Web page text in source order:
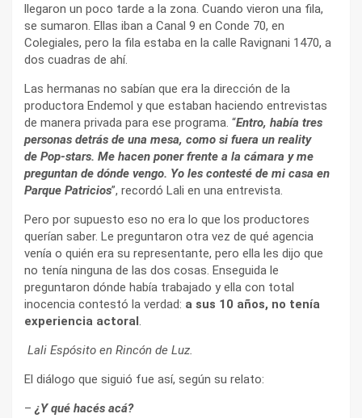
llegaron un poco tarde a la zona. Cuando vieron una fila,
se sumaron. Ellas iban a Canal 9 en Conde 70, en
Colegiales, pero la fila estaba en la calle Ravignani 1470, a
dos cuadras de ahí.
Las hermanas no sabían que era la dirección de la
productora Endemol y que estaban haciendo entrevistas
de manera privada para ese programa. “Entro, había tres
personas detrás de una mesa, como si fuera un reality
de Pop-stars. Me hacen poner frente a la cámara y me
preguntan de dónde vengo. Yo les contesté de mi casa en
Parque Patricios”, recordó Lali en una entrevista.
Pero por supuesto eso no era lo que los productores
querían saber. Le preguntaron otra vez de qué agencia
venía o quién era su representante, pero ella les dijo que
no tenía ninguna de las dos cosas. Enseguida le
preguntaron dónde había trabajado y ella con total
inocencia contestó la verdad: a sus 10 años, no tenía
experiencia actoral.
Lali Espósito en Rincón de Luz.
El diálogo que siguió fue así, según su relato:
– ¿Y qué hacés acá?